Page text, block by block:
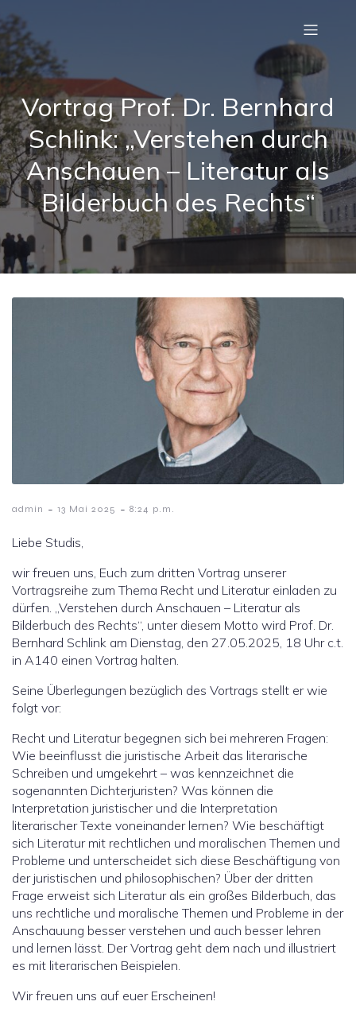
Vortrag Prof. Dr. Bernhard
Schlink: „Verstehen durch
Anschauen – Literatur als
Bilderbuch des Rechts“
admin - 13 Mai 2025 - 8:24 p.m.
Liebe Studis,
wir freuen uns, Euch zum dritten Vortrag unserer
Vortragsreihe zum Thema Recht und Literatur einladen zu
dürfen. „Verstehen durch Anschauen – Literatur als
Bilderbuch des Rechts“, unter diesem Motto wird Prof. Dr.
Bernhard Schlink am Dienstag, den 27.05.2025, 18 Uhr c.t.
in A140 einen Vortrag halten.
Seine Überlegungen bezüglich des Vortrags stellt er wie
folgt vor:
Recht und Literatur begegnen sich bei mehreren Fragen:
Wie beeinflusst die juristische Arbeit das literarische
Schreiben und umgekehrt – was kennzeichnet die
sogenannten Dichterjuristen? Was können die
Interpretation juristischer und die Interpretation
literarischer Texte voneinander lernen? Wie beschäftigt
sich Literatur mit rechtlichen und moralischen Themen und
Probleme und unterscheidet sich diese Beschäftigung von
der juristischen und philosophischen? Über der dritten
Frage erweist sich Literatur als ein großes Bilderbuch, das
uns rechtliche und moralische Themen und Probleme in der
Anschauung besser verstehen und auch besser lehren
und lernen lässt. Der Vortrag geht dem nach und illustriert
es mit literarischen Beispielen.
Wir freuen uns auf euer Erscheinen!